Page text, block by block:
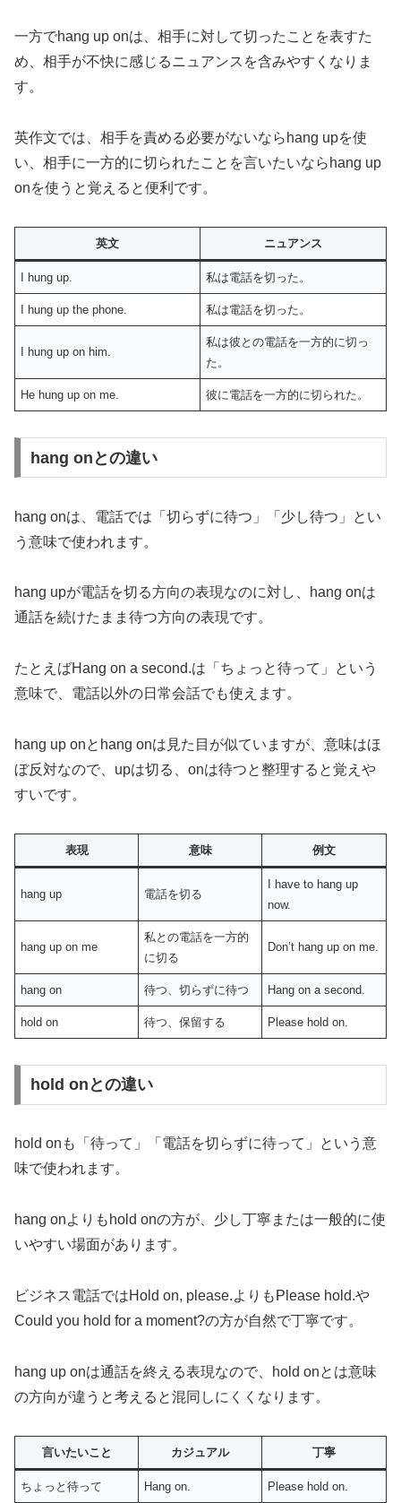
一方でhang up onは、相手に対して切ったことを表すた
め、相手が不快に感じるニュアンスを含みやすくなりま
す。
英作文では、相手を責める必要がないならhang upを使
い、相手に一方的に切られたことを言いたいならhang up
onを使うと覚えると便利です。
英文 ニュアンス
I hung up. 私は電話を切った。
I hung up the phone. 私は電話を切った。
I hung up on him.
私は彼との電話を一方的に切っ
た。
He hung up on me. 彼に電話を一方的に切られた。
hang onとの違い
hang onは、電話では「切らずに待つ」「少し待つ」とい
う意味で使われます。
hang upが電話を切る方向の表現なのに対し、hang onは
通話を続けたまま待つ方向の表現です。
たとえばHang on a second.は「ちょっと待って」という
意味で、電話以外の日常会話でも使えます。
hang up onとhang onは見た目が似ていますが、意味はほ
ぼ反対なので、upは切る、onは待つと整理すると覚えや
すいです。
表現 意味 例文
hang up 電話を切る
I have to hang up
now.
hang up on me
私との電話を一方的
に切る
Don’t hang up on me.
hang on 待つ、切らずに待つ Hang on a second.
hold on 待つ、保留する Please hold on.
hold onとの違い
hold onも「待って」「電話を切らずに待って」という意
味で使われます。
hang onよりもhold onの方が、少し丁寧または一般的に使
いやすい場面があります。
ビジネス電話ではHold on, please.よりもPlease hold.や
Could you hold for a moment?の方が自然で丁寧です。
hang up onは通話を終える表現なので、hold onとは意味
の方向が違うと考えると混同しにくくなります。
言いたいこと カジュアル 丁寧
ちょっと待って Hang on. Please hold on.